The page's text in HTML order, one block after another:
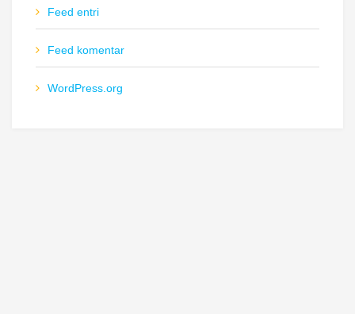
Feed entri
Feed komentar
WordPress.org